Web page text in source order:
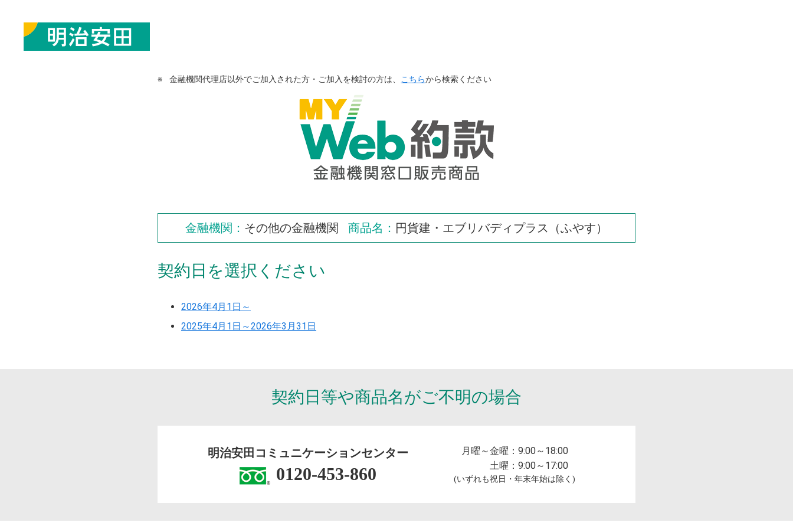
※ 金融機関代理店以外でご加入された方・ご加入を検討の方は、 こちらから検索ください
金融機関： その他の金融機関 商品名： 円貨建・エブリバディプラス（ふやす）
契約日を選択ください
2026年4月1日～
2025年4月1日～2026年3月31日
契約日等や商品名がご不明の場合
明治安田 コミュニケーションセンター
0120-453-860
月曜～金曜： 9:00～18:00
土曜： 9:00～17:00
(いずれも祝日・年末年始は除く)